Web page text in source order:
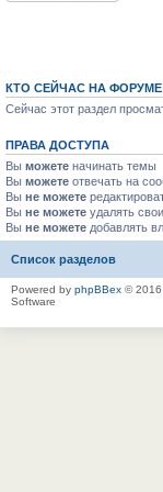
КТО СЕЙЧАС НА ФОРУМЕ
Сейчас этот раздел
ПРАВА ДОСТУПА
Вы можете начинать темы
Вы можете отвечать на
Вы не можете
Вы не можете удалять
Вы не можете добавлять
Список разделов
Powered by phpBBex © 2016
Software